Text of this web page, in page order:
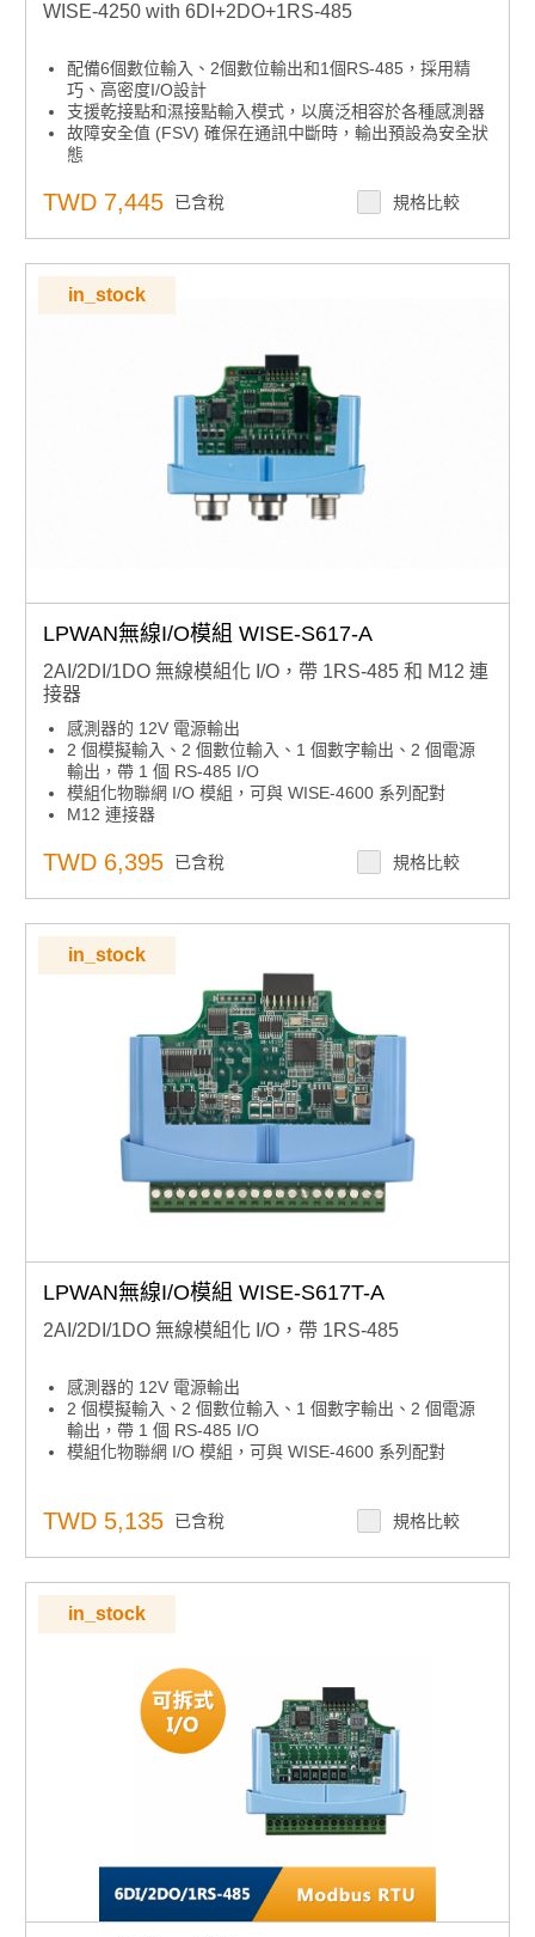
WISE-4250 with 6DI+2DO+1RS-485
配備6個數位輸入、2個數位輸出和1個RS-485，採用精
巧、高密度I/O設計
支援乾接點和濕接點輸入模式，以廣泛相容於各種感測器
故障安全值 (FSV) 確保在通訊中斷時，輸出預設為安全狀
態
的無線連接
確保使用WPA3/TLS 1.3加密和X.509證書驗證進行安全的
數據傳輸
本地儲存超過10,000個數據點，具備SNTP/RTC時間同步
和監視計時器自動連接恢復功能
提供全面的協議支援，包括MQTT、Modbus/TCP、
TWD 7,445 已含稅 規格比較
in_stock
LPWAN無線I/O模組 WISE-S617-A
2AI/2DI/1DO 無線模組化 I/O，帶 1RS-485 和 M12 連
接器
感測器的 12V 電源輸出
2 個模擬輸入、2 個數位輸入、1 個數字輸出、2 個電源
輸出，帶 1 個 RS-485 I/O
模組化物聯網 I/O 模組，可與 WISE-4600 系列配對
M12 連接器
TWD 6,395 已含稅 規格比較
in_stock
LPWAN無線I/O模組 WISE-S617T-A
2AI/2DI/1DO 無線模組化 I/O，帶 1RS-485
感測器的 12V 電源輸出
2 個模擬輸入、2 個數位輸入、1 個數字輸出、2 個電源
輸出，帶 1 個 RS-485 I/O
模組化物聯網 I/O 模組，可與 WISE-4600 系列配對
TWD 5,135 已含稅 規格比較
in_stock